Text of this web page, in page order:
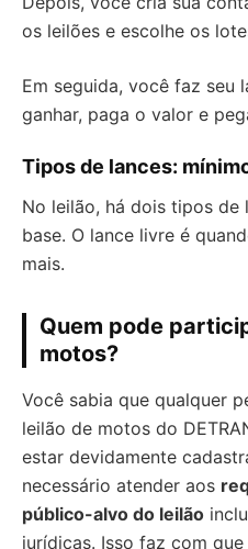
os leilões e escolhe os
Em seguida, você faz seu
ganhar, paga o valor e
Tipos de lances:
No leilão, há dois tipos de
base. O lance livre é
mais.
Quem pode
motos?
Você sabia que qualquer
leilão de motos do
estar devidamente
necessário atender aos
público-alvo do leilão
jurídicas. Isso faz com